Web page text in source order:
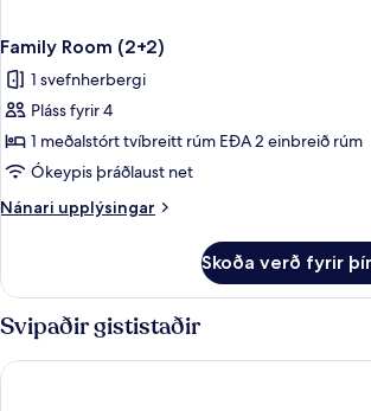
Family Room (2+2)
1 svefnherbergi
Pláss fyrir 4
1 meðalstórt tvíbreitt rúm EÐA 2 einbreið rúm
Ókeypis þráðlaust net
Nánari upplýsingar
Nánari
Room
Skoða verð fyrir
Svipaðir gististaðir
Alvear Palace Hotel